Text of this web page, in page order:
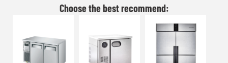
Choose the best recommend: